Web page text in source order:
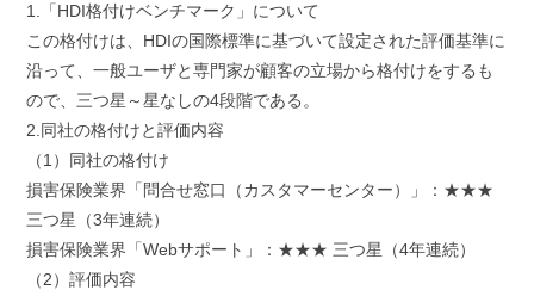
1.「HDI格付けベンチマーク」について
この格付けは、HDIの国際標準に基づいて設定された評価基準に
沿って、一般ユーザと専門家が顧客の立場から格付けをするも
ので、三つ星～星なしの4段階である。
2.同社の格付けと評価内容
（1）同社の格付け
損害保険業界「問合せ窓口（カスタマーセンター）」：★★★
三つ星（3年連続）
損害保険業界「Webサポート」：★★★ 三つ星（4年連続）
（2）評価内容